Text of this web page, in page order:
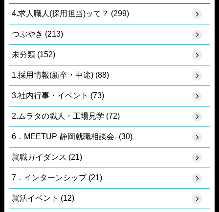
4.求人職人(採用担当)ッて？ (299)
つぶやき (213)
未分類 (152)
1.採用情報(新卒・中途) (88)
3.社内行事・イベント (73)
2.ムラタの職人・工場見学 (72)
6．MEETUP-静岡就職相談会- (30)
就職ガイダンス (21)
7．インターンシップ (21)
就活イベント (12)